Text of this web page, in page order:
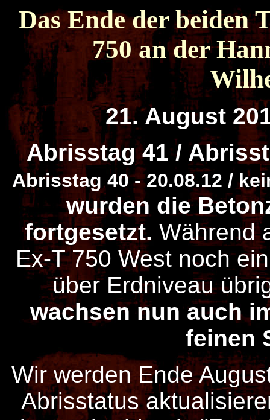
Das Ende der beiden
750 an der
21. August
Abrisstag 41 /
Abrisstag 40 - 20.08.12 /
wurden die
fortgesetzt. Während
Ex-T 750 West noch
über Erdniveau
wachsen nun auch
feinen
Wir werden Ende
Abrisstatus